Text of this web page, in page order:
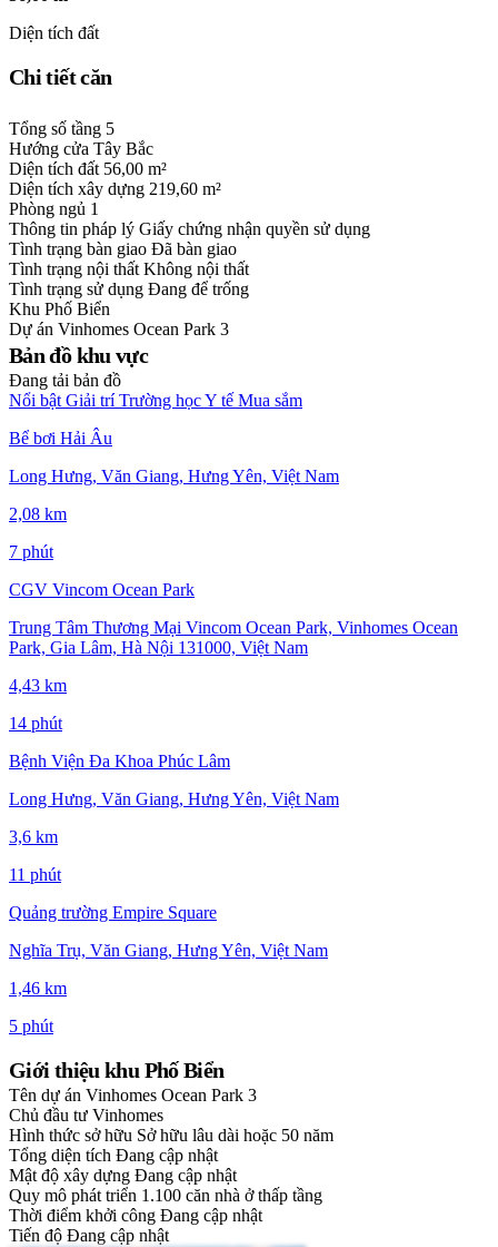
Diện tích đất
Chi tiết căn
Tổng số tầng 5
Hướng cửa Tây Bắc
Diện tích đất 56,00 m²
Diện tích xây dựng 219,60 m²
Phòng ngủ 1
Thông tin pháp lý Giấy chứng nhận quyền sử dụng
Tình trạng bàn giao Đã bàn giao
Tình trạng nội thất Không nội thất
Tình trạng sử dụng Đang để trống
Khu Phố Biển
Dự án Vinhomes Ocean Park 3
Bản đồ khu vực
Đang tải bản đồ
Nổi bật Giải trí Trường họcY tế Mua sắm
Bể bơi Hải Âu
Long Hưng, Văn Giang, Hưng Yên, Việt Nam
2,08 km
7 phút
CGV Vincom Ocean Park
Trung Tâm Thương Mại Vincom Ocean Park, Vinhomes Ocean
Park, Gia Lâm, Hà Nội 131000, Việt Nam
4,43 km
14 phút
Bệnh Viện Đa Khoa Phúc Lâm
Long Hưng, Văn Giang, Hưng Yên, Việt Nam
3,6 km
11 phút
Quảng trường Empire Square
Nghĩa Trụ, Văn Giang, Hưng Yên, Việt Nam
1,46 km
5 phút
Giới thiệu khu Phố Biển
Tên dự án Vinhomes Ocean Park 3
Chủ đầu tư Vinhomes
Hình thức sở hữu Sở hữu lâu dài hoặc 50 năm
Tổng diện tích Đang cập nhật
Mật độ xây dựng Đang cập nhật
Quy mô phát triển 1.100 căn nhà ở thấp tầng
Thời điểm khởi công Đang cập nhật
Tiến độ Đang cập nhật